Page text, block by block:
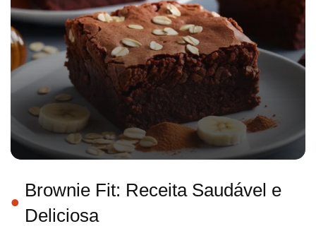
Brownie Fit: Receita Saudável e
Deliciosa